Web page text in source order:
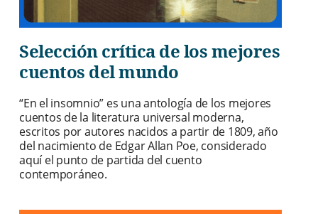
Selección crítica de los mejores
cuentos del mundo
“En el insomnio” es una antología de los mejores
cuentos de la literatura universal moderna,
escritos por autores nacidos a partir de 1809, año
del nacimiento de Edgar Allan Poe, considerado
aquí el punto de partida del cuento
contemporáneo.